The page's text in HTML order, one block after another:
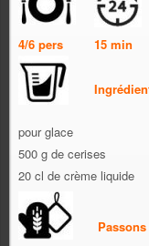
4/6 pers 15 min
pour glace
500 g de cerises
20 cl de crème liquide